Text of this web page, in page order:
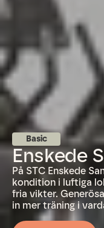
Basic
Enskede
På STC Enskede
kondition i luftiga
fria vikter.
in mer träning i